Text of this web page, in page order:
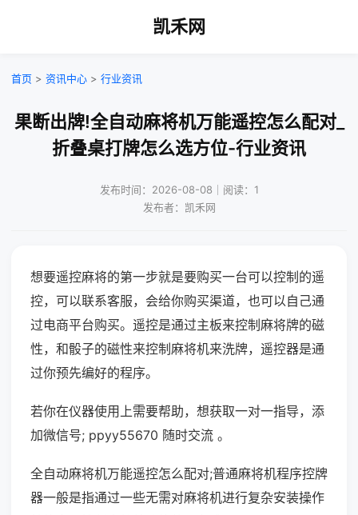
凯禾网
首页 > 资讯中心 > 行业资讯
果断出牌!全自动麻将机万能遥控怎么配对_
折叠桌打牌怎么选方位-行业资讯
发布时间：2026-08-08｜阅读：1
发布者：凯禾网
想要遥控麻将的第一步就是要购买一台可以控制的遥
控，可以联系客服，会给你购买渠道，也可以自己通
过电商平台购买。遥控是通过主板来控制麻将牌的磁
性，和骰子的磁性来控制麻将机来洗牌，遥控器是通
过你预先编好的程序。
若你在仪器使用上需要帮助，想获取一对一指导，添
加微信号; ppyy55670 随时交流 。
全自动麻将机万能遥控怎么配对;普通麻将机程序控牌
器一般是指通过一些无需对麻将机进行复杂安装操作